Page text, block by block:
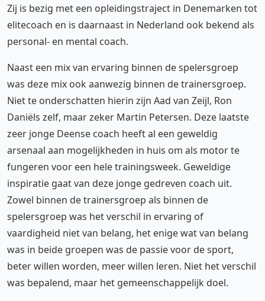
Zij is bezig met een opleidingstraject in Denemarken tot
elitecoach en is daarnaast in Nederland ook bekend als
personal- en mental coach.
Naast een mix van ervaring binnen de spelersgroep
was deze mix ook aanwezig binnen de trainersgroep.
Niet te onderschatten hierin zijn Aad van Zeijl, Ron
Daniëls zelf, maar zeker Martin Petersen. Deze laatste
zeer jonge Deense coach heeft al een geweldig
arsenaal aan mogelijkheden in huis om als motor te
fungeren voor een hele trainingsweek. Geweldige
inspiratie gaat van deze jonge gedreven coach uit.
Zowel binnen de trainersgroep als binnen de
spelersgroep was het verschil in ervaring of
vaardigheid niet van belang, het enige wat van belang
was in beide groepen was de passie voor de sport,
beter willen worden, meer willen leren. Niet het verschil
was bepalend, maar het gemeenschappelijk doel.